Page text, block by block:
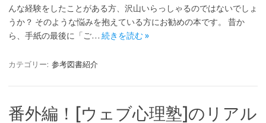
んな経験をしたことがある方、沢山いらっしゃるのではないでしょ
うか？ そのような悩みを抱えている方にお勧めの本です。 昔か
ら、手紙の最後に「ご… 続きを読む »
カテゴリー: 参考図書紹介
番外編！[ウェブ心理塾]のリアル